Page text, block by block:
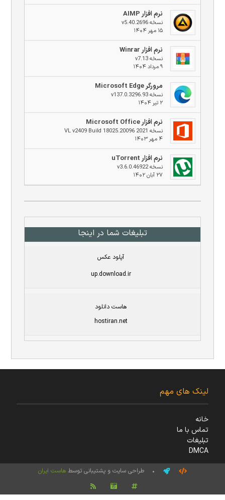
نرم افزار AIMP
نسخه v5.40.2696
۱۵ مهر ۱۴۰۴
نرم افزار Winrar
نسخه v7.13
۹ مرداد ۱۴۰۴
مرورگر Microsoft Edge
نسخه v137.0.3296.93
۲ تیر ۱۴۰۴
نرم افزار Microsoft Office
نسخه 2021 VL v2409 Build 18025.20096
۴ مهر ۱۴۰۳
نرم افزار uTorrent
نسخه v3.6.0.46922
۲۷ آبان ۱۴۰۲
تبلیغات شما در اینجا
آپلود عکس
up.download.ir
هاست دانلود
hostiran.net
لینک های مهم
خانه
تماس با ما
تبلیغات
DMCA
• طراحی سایت و پشتیبانی توسط هاست ایران